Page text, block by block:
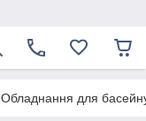
Обладнання для